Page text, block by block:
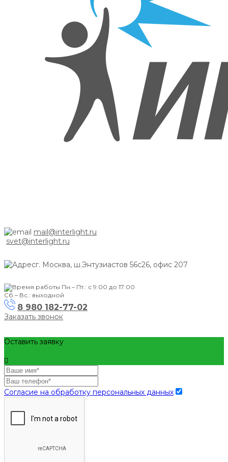
mail@interlight.ru
svet@interlight.ru
г. Москва, ш.Энтузиастов 56с26, офис 207
Пн.– Пт.: с 9:00 до 17:00
Сб.– Вс.: выходной
8 980 182-77-02
Заказать звонок
Оставить заявку
Согласие на обработку персональных данных